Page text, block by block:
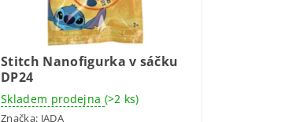
Stitch Nanofigurka v sáčku
DP24
Skladem prodejna (>2 ks)
Značka: JADA